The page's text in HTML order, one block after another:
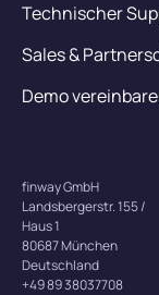
Technischer
Sales &
Demo
finway GmbH
Landsbergerstr. 155 /
Haus 1
80687 München
Deutschland
+49 89 38037708